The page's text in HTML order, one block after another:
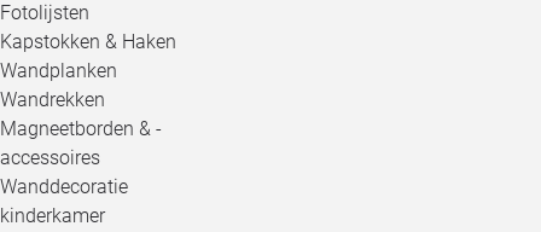
Fotolijsten
Kapstokken & Haken
Wandplanken
Wandrekken
Magneetborden & -
accessoires
Wanddecoratie
kinderkamer